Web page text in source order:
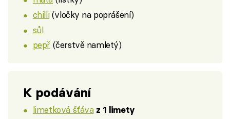
chilli(vločky na poprášení)
sůl
pepř (čerstvě namletý)
K podávání
limetková šťáva z 1 limety